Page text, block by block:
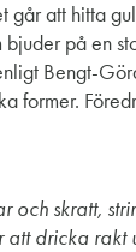
går att hitta
på en
Bengt-
former.
och skratt,
att dricka rakt